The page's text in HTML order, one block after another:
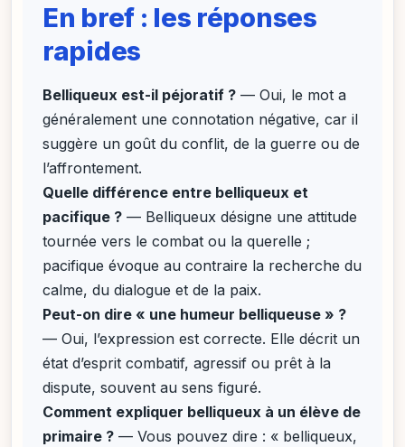
En bref : les réponses
rapides
Belliqueux est-il péjoratif ? — Oui, le mot a
généralement une connotation négative, car il
suggère un goût du conflit, de la guerre ou de
l’affrontement.
Quelle différence entre belliqueux et
pacifique ? — Belliqueux désigne une attitude
tournée vers le combat ou la querelle ;
pacifique évoque au contraire la recherche du
calme, du dialogue et de la paix.
Peut-on dire « une humeur belliqueuse » ?
— Oui, l’expression est correcte. Elle décrit un
état d’esprit combatif, agressif ou prêt à la
dispute, souvent au sens figuré.
Comment expliquer belliqueux à un élève de
primaire ? — Vous pouvez dire : « belliqueux,